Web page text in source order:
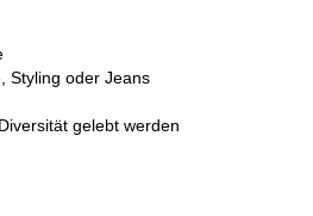
Styling oder Jeans
gelebt werden